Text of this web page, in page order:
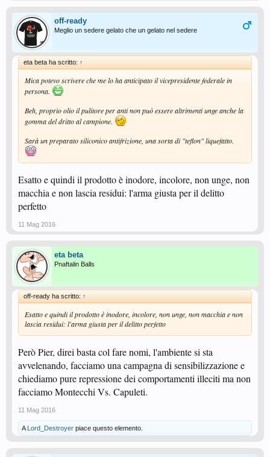
off-ready
Meglio un sedere gelato che un gelato nel sedere
eta beta ha scritto: ↑
Mica potevo scrivere che me lo ha anticipato il vicepresidente federale in
persona.
Beh, proprio olio il pulitore per anti non può essere altrimenti unge anche la
gomma del dritto al campione.
Sarà un preparato siliconico antifrizione, una sorta di "teflon" liquefatto.
Esatto e quindi il prodotto è inodore, incolore, non unge, non
macchia e non lascia residui: l'arma giusta per il delitto
perfetto
11 Mag 2016
eta beta
Pnaftalin Balls
off-ready ha scritto: ↑
Esatto e quindi il prodotto è inodore, incolore, non unge, non macchia e non
lascia residui: l'arma giusta per il delitto perfetto
Però Pier, direi basta col fare nomi, l'ambiente si sta
avvelenando, facciamo una campagna di sensibilizzazione e
chiediamo pure repressione dei comportamenti illeciti ma non
facciamo Montecchi Vs. Capuleti.
11 Mag 2016
A Lord_Destroyer piace questo elemento.